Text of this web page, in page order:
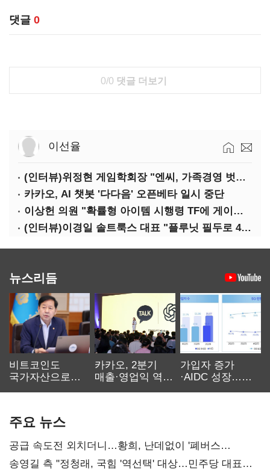
댓글 0
0/0 댓글 더보기
이선율
(인터뷰)위정현 게임학회장 "엔씨, 가족경영 벗어나 세대교체해야"
카카오, AI 챗봇 '다다음' 오픈베타 일시 중단
이상헌 의원 "확률형 아이템 시행령 TF에 게이머 의견 대변할 사람 없어"
(인터뷰)이경일 솔트룩스 대표 "플루닛 필두로 400억 연매출 목표"
뉴스리듬
비트코인도
국가자산으로…'
카카오, 2분기
매출·영업익 역대
가입자 증가
·AIDC 성장…
주요 뉴스
공급 속도전 외치더니…황희, 난데없이 '폐버스
리모델링' 제안
송영길 측 "정청래, 국힘 '역선택' 대상…민주당 대표로